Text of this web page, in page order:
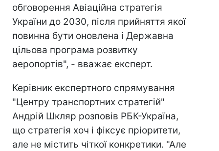
обговорення Авіаційна стратегія
України до 2030, після прийняття якої
повинна бути оновлена і Державна
цільова програма розвитку
аеропортів", - вважає експерт.
Керівник експертного спрямування
"Центру транспортних стратегій"
Андрій Шкляр розповів РБК-Україна,
що стратегія хоч і фіксує пріоритети,
але не містить чіткої конкретики. "Але